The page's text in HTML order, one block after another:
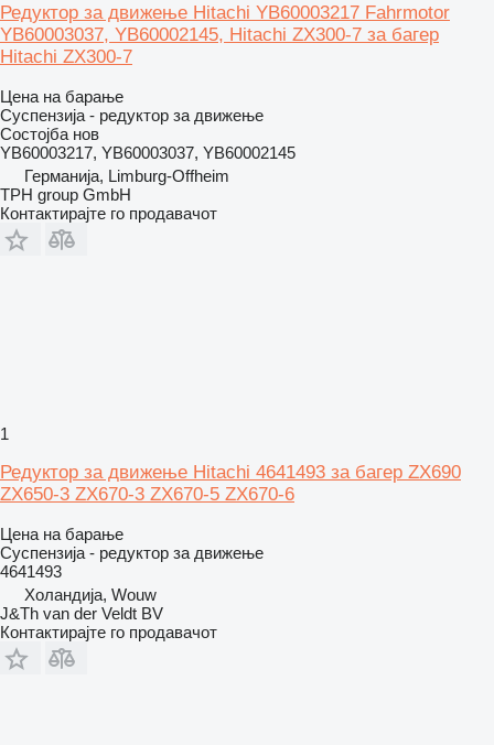
Редуктор за движење Hitachi YB60003217 Fahrmotor
YB60003037, YB60002145, Hitachi ZX300-7 за багер
Hitachi ZX300-7
Цена на барање
Суспензија - редуктор за движење
Состојба нов
YB60003217, YB60003037, YB60002145
Германија, Limburg-Offheim
TPH group GmbH
Контактирајте го продавачот
1
Редуктор за движење Hitachi 4641493 за багер ZX690
ZX650-3 ZX670-3 ZX670-5 ZX670-6
Цена на барање
Суспензија - редуктор за движење
4641493
Холандија, Wouw
J&Th van der Veldt BV
Контактирајте го продавачот